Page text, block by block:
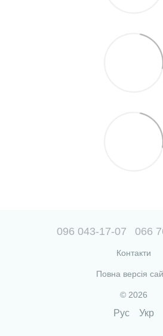
096 043-17-07 066
Контакти
Повна версія
© 2026
Рус Укр